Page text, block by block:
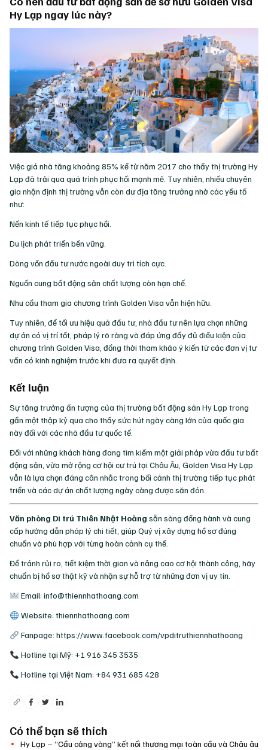
Hy Lạp ngay lúc này?
Việc giá nhà tăng khoảng 85% kể từ năm 2017 cho thấy thị trường Hy
Lạp đã trải qua quá trình phục hồi mạnh mẽ. Tuy nhiên, nhiều chuyên
gia nhận định thị trường vẫn còn dư địa tăng trưởng nhờ các yếu tố
như:
Nền kinh tế tiếp tục phục hồi.
Du lịch phát triển bền vững.
Dòng vốn đầu tư nước ngoài duy trì tích cực.
Nguồn cung bất động sản chất lượng còn hạn chế.
Nhu cầu tham gia chương trình Golden Visa vẫn hiện hữu.
Tuy nhiên, để tối ưu hiệu quả đầu tư, nhà đầu tư nên lựa chọn những
dự án có vị trí tốt, pháp lý rõ ràng và đáp ứng đầy đủ điều kiện của
chương trình Golden Visa, đồng thời tham khảo ý kiến từ các đơn vị tư
vấn có kinh nghiệm trước khi đưa ra quyết định.
Kết luận
Sự tăng trưởng ấn tượng của thị trường bất động sản Hy Lạp trong
gần một thập kỷ qua cho thấy sức hút ngày càng lớn của quốc gia
này đối với các nhà đầu tư quốc tế.
Đối với những khách hàng đang tìm kiếm một giải pháp vừa đầu tư bất
động sản, vừa mở rộng cơ hội cư trú tại Châu Âu, Golden Visa Hy Lạp
vẫn là lựa chọn đáng cân nhắc trong bối cảnh thị trường tiếp tục phát
triển và các dự án chất lượng ngày càng được săn đón.
Văn phòng Di trú Thiên Nhật Hoàng sẵn sàng đồng hành và cung
cấp hướng dẫn pháp lý chi tiết, giúp Quý vị xây dựng hồ sơ đúng
chuẩn và phù hợp với từng hoàn cảnh cụ thể.
Để tránh rủi ro, tiết kiệm thời gian và nâng cao cơ hội thành công, hãy
chuẩn bị hồ sơ thật kỹ và nhận sự hỗ trợ từ những đơn vị uy tín.
Email: info@thiennhathoang.com
Website: thiennhathoang.com
Fanpage: https://www.facebook.com/vpditruthiennhathoang
Hotline tại Mỹ: +1 916 345 3535
Hotline tại Việt Nam: +84 931 685 428
Có thể bạn sẽ thích
Hy Lạp – “Cầu cảng vàng” kết nối thương mại toàn cầu và Châu âu